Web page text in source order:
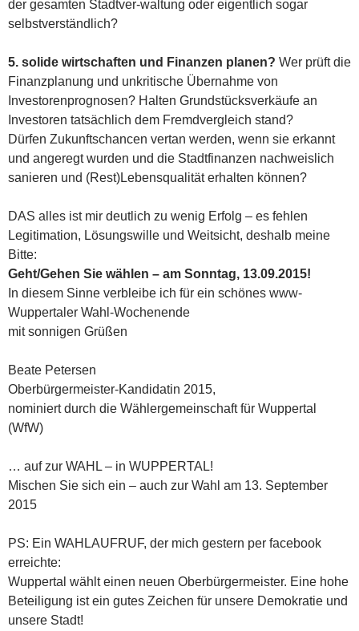
der gesamten Stadtver-waltung oder eigentlich sogar
selbstverständlich?
5. solide wirtschaften und Finanzen planen? Wer prüft die
Finanzplanung und unkritische Übernahme von
Investorenprognosen? Halten Grundstücksverkäufe an
Investoren tatsächlich dem Fremdvergleich stand?
Dürfen Zukunftschancen vertan werden, wenn sie erkannt
und angeregt wurden und die Stadtfinanzen nachweislich
sanieren und (Rest)Lebensqualität erhalten können?
DAS alles ist mir deutlich zu wenig Erfolg – es fehlen
Legitimation, Lösungswille und Weitsicht, deshalb meine
Bitte:
Geht/Gehen Sie wählen – am Sonntag, 13.09.2015!
In diesem Sinne verbleibe ich für ein schönes www-
Wuppertaler Wahl-Wochenende
mit sonnigen Grüßen
Beate Petersen
Oberbürgermeister-Kandidatin 2015,
nominiert durch die Wählergemeinschaft für Wuppertal
(WfW)
… auf zur WAHL – in WUPPERTAL!
Mischen Sie sich ein – auch zur Wahl am 13. September
2015
PS: Ein WAHLAUFRUF, der mich gestern per facebook
erreichte:
Wuppertal wählt einen neuen Oberbürgermeister. Eine hohe
Beteiligung ist ein gutes Zeichen für unsere Demokratie und
unsere Stadt!